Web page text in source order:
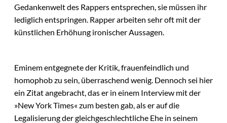
Gedankenwelt des Rappers entsprechen, sie müssen ihr
lediglich entspringen. Rapper arbeiten sehr oft mit der
künstlichen Erhöhung ironischer Aussagen.
Eminem entgegnete der Kritik, frauenfeindlich und
homophob zu sein, überraschend wenig. Dennoch sei hier
ein Zitat angebracht, das er in einem Interview mit der
»New York Times« zum besten gab, als er auf die
Legalisierung der gleichgeschlechtliche Ehe in seinem